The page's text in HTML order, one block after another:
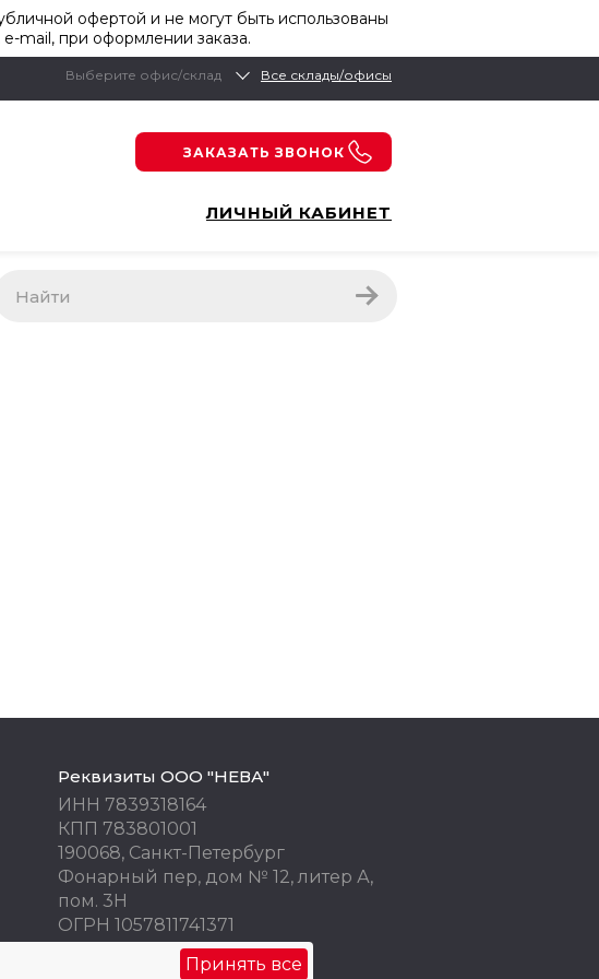
Принять все
офертой и не могут быть использованы
mail, при оформлении заказа.
Выберите офис/склад Все склады/офисы
ЗАКАЗАТЬ ЗВОНОК
ЛИЧНЫЙ КАБИНЕТ
Реквизиты ООО "НЕВА"
ИНН 7839318164
КПП 783801001
190068, Санкт-Петербург
Фонарный пер, дом № 12, литер А,
пом. 3Н
ОГРН 1057811741371
ОКПО 77676245